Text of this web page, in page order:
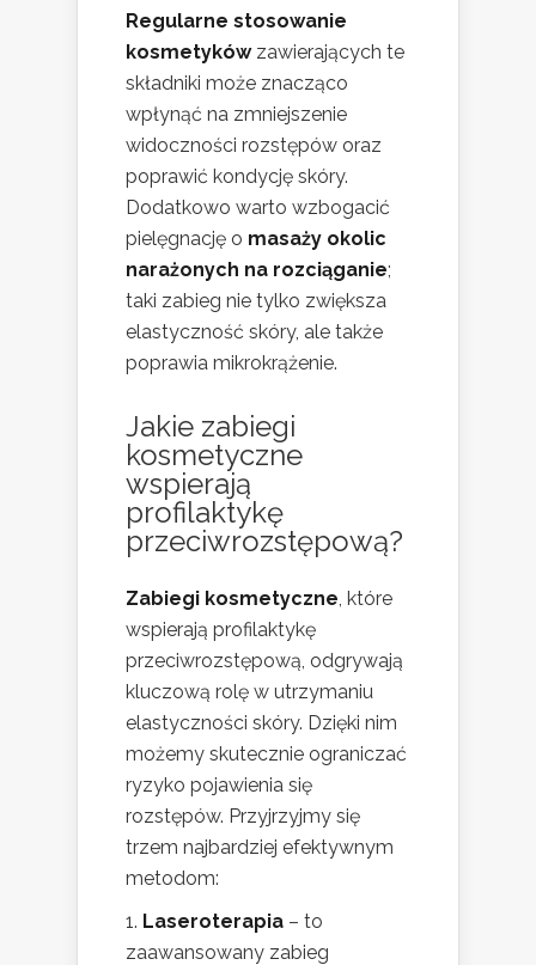
Regularne stosowanie
kosmetykówzawierających te
składniki może znacząco
wpłynąć na zmniejszenie
widoczności rozstępów oraz
poprawić kondycję skóry.
Dodatkowo warto wzbogacić
pielęgnację o masaży okolic
narażonych na rozciąganie;
taki zabieg nie tylko zwiększa
elastyczność skóry, ale także
poprawia mikrokrążenie.
Jakie zabiegi
kosmetyczne
wspierają
profilaktykę
przeciwrozstępową?
Zabiegi kosmetyczne, które
wspierają profilaktykę
przeciwrozstępową, odgrywają
kluczową rolę w utrzymaniu
elastyczności skóry. Dzięki nim
możemy skutecznie ograniczać
ryzyko pojawienia się
rozstępów. Przyjrzyjmy się
trzem najbardziej efektywnym
metodom:
Laseroterapia – to
zaawansowany zabieg